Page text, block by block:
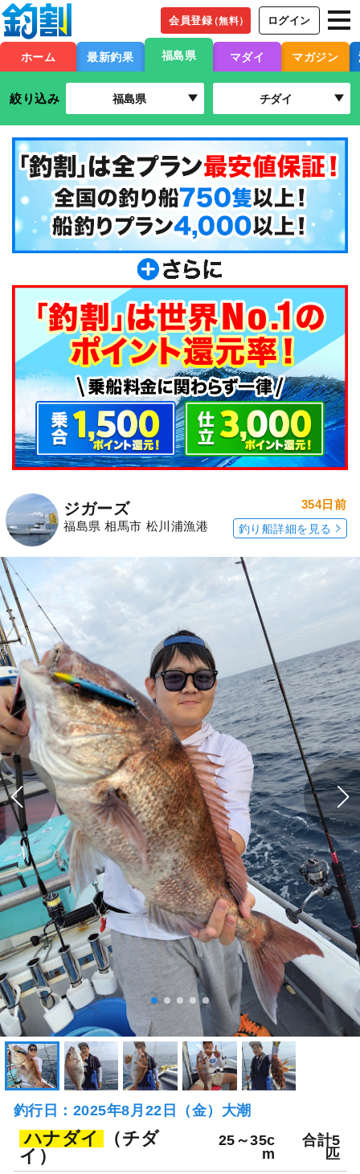
会員登録（無料） ログイン
ホーム 最新釣果 福島県 マダイ マガジン
絞り込み 福島県 チダイ
ジガーズ
福島県 相馬市 松川浦漁港
354日前
釣り船詳細を見る
釣行日：2025年8月22日（金）大潮
ハナダイ
（チダ
イ）
25～35c
m
合計5
匹